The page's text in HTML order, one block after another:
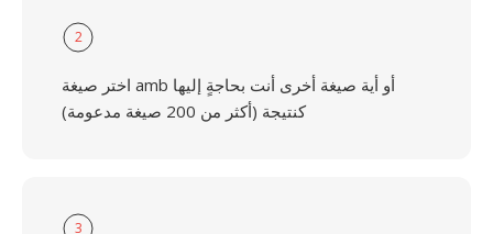
2
اختر صيغة amb أو أية صيغة أخرى أنت بحاجةٍ إليها
كنتيجة (أكثر من 200 صيغة مدعومة)
3